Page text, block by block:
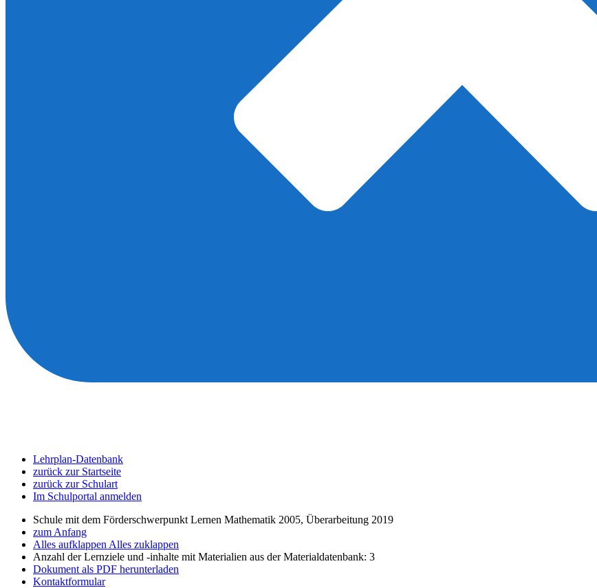
Lehrplan-Datenbank
zurück zur Startseite
zurück zur Schulart
Im Schulportal anmelden
Schule mit dem Förderschwerpunkt Lernen Mathematik 2005, Überarbeitung 2019
zum Anfang
Alles aufklappen Alles zuklappen
Anzahl der Lernziele und -inhalte mit Materialien aus der Materialdatenbank: 3
Dokument als PDF herunterladen
Kontaktformular